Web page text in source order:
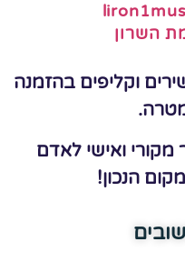
וקליפים בהזמנה
ואישי לאדם
הנכון!